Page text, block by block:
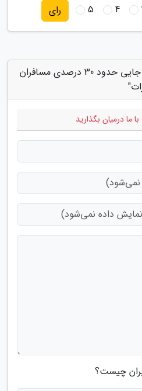
4
5 رای
دیدگاه های مرتبط با "جابه جایی حدود 30 درصدی مسافران
ما درمیان بگذارید
چیست؟